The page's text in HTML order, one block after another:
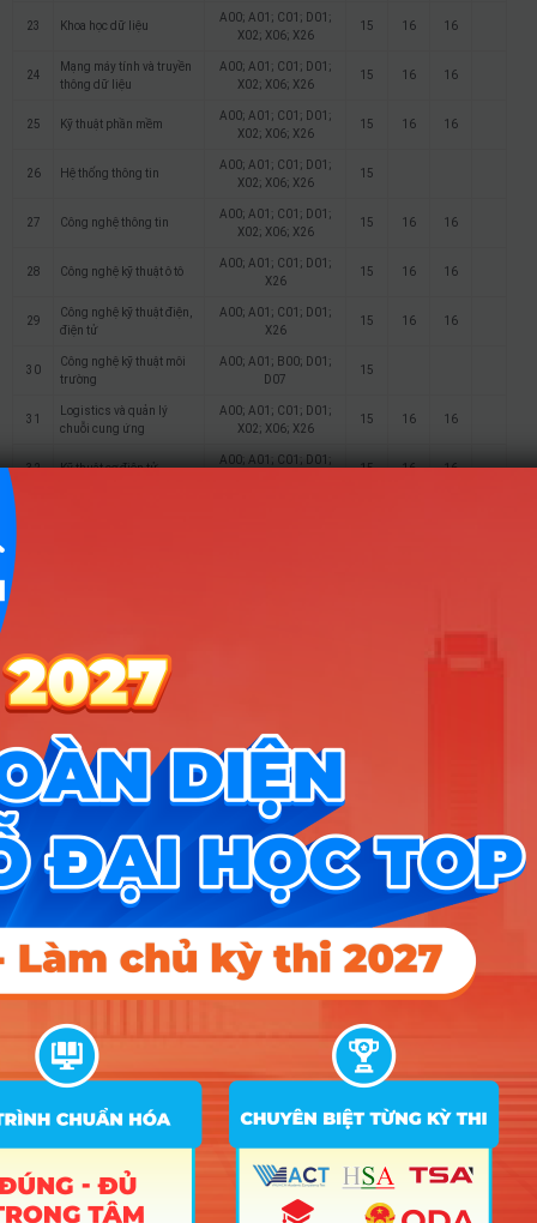
23 Khoa học dữ liệu
A00; A01; C01; D01;
X02; X06; X26
15 16 16
24
Mạng máy tính và truyền
thông dữ liệu
A00; A01; C01; D01;
X02; X06; X26
15 16 16
25 Kỹ thuật phần mềm
A00; A01; C01; D01;
X02; X06; X26
15 16 16
26 Hệ thống thông tin
A00; A01; C01; D01;
X02; X06; X26
15
27 Công nghệ thông tin
A00; A01; C01; D01;
X02; X06; X26
15 16 16
28 Công nghệ kỹ thuật ô tô
A00; A01; C01; D01;
X26
15 16 16
29
Công nghệ kỹ thuật điện,
điện tử
A00; A01; C01; D01;
X26
15 16 16
30
Công nghệ kỹ thuật môi
trường
A00; A01; B00; D01;
D07
15
31
Logistics và quản lý
chuỗi cung ứng
A00; A01; C01; D01;
X02; X06; X26
15 16 16
32 Kỹ thuật cơ điện tử
A00; A01; C01; D01;
15 16 16
36 Quản lý xây dựng
37 Du lịch
38
Quản trị dịch vụ du lịch
và lữ hành
D01; D09; D10; D14;
D15; X26
D01; D09; D10; D14;
D15; X26
40
Quản trị nhà hàng và Dịch
vụ ăn uống
D01; D09; D10; D14;
D15; X26
16 16
STT Tên ngành Tổ hợp
Điểm Chuẩn
2025 2024 2023
1 18
Ngôn ngữ Anh 18
Ngôn ngữ Trung Quốc 18
4 Ngôn ngữ Hàn Quốc
D01; D14; D15; DD2;
18 18 18
5 Văn học
C00; C03; C04; D01;
D14; D15; X78
18 18 18
A00; A01; C01; D01;